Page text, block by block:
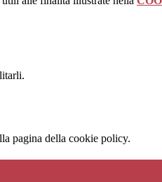
pagina della cookie policy.